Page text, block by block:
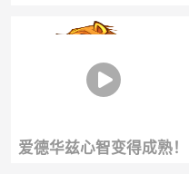
的儿子起名勒布朗（詹姆
斯）😂...
爱德华兹心智变得成熟！